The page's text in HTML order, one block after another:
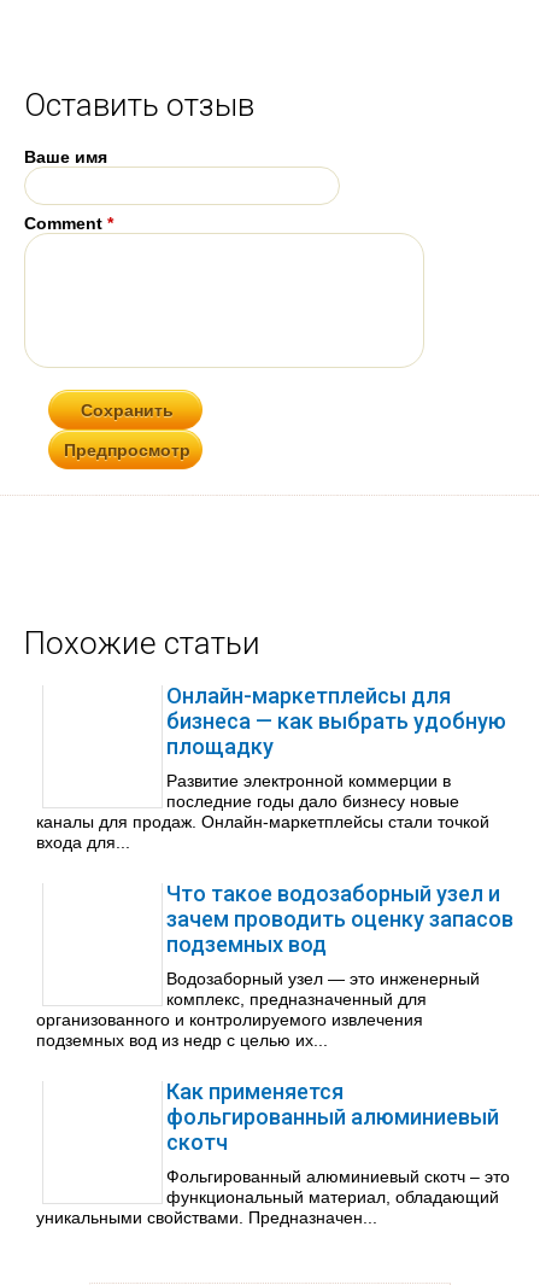
Оставить отзыв
Ваше имя
Comment *
Похожие статьи
Онлайн-маркетплейсы для
бизнеса — как выбрать удобную
площадку
Развитие электронной коммерции в
последние годы дало бизнесу новые
каналы для продаж. Онлайн-маркетплейсы стали точкой
входа для...
Что такое водозаборный узел и
зачем проводить оценку запасов
подземных вод
Водозаборный узел — это инженерный
комплекс, предназначенный для
организованного и контролируемого извлечения
подземных вод из недр с целью их...
Как применяется
фольгированный алюминиевый
скотч
Фольгированный алюминиевый скотч – это
функциональный материал, обладающий
уникальными свойствами. Предназначен...